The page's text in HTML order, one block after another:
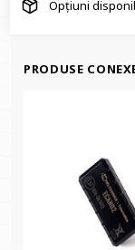
Opțiuni
PRODUSE